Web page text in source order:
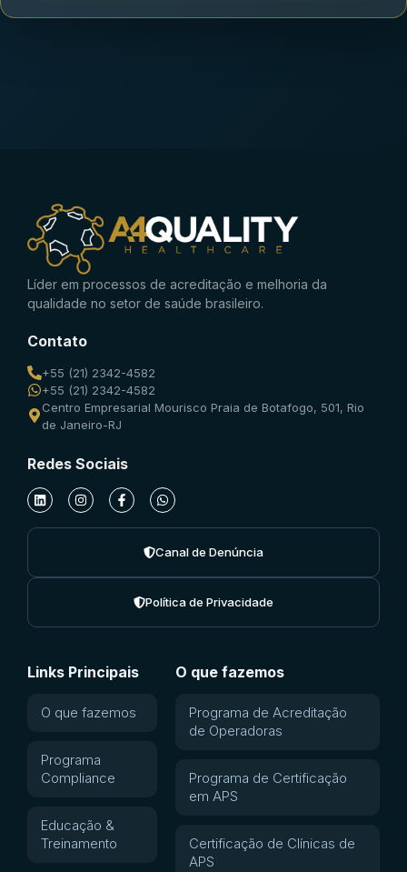
Líder em processos de acreditação e melhoria da
qualidade no setor de saúde brasileiro.
Contato
+55 (21) 2342-4582
+55 (21) 2342-4582
Centro Empresarial Mourisco Praia de Botafogo, 501, Rio
de Janeiro-RJ
Redes Sociais
Canal de Denúncia
Política de Privacidade
Links Principais
O que fazemos
Programa
Compliance
Educação &
Treinamento
O que fazemos
Programa de Acreditação
de Operadoras
Programa de Certificação
em APS
Certificação de Clínicas de
APS